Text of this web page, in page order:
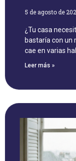
5 de agosto de
¿Tu casa
bastaría con un
cae en varias
Leer más »